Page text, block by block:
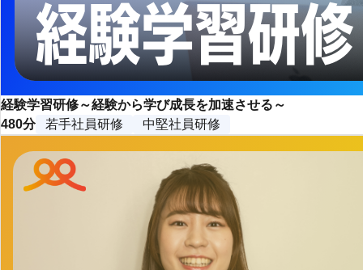
経験学習研修～経験から学び成長を加速させる～
480分
若手社員研修 中堅社員研修